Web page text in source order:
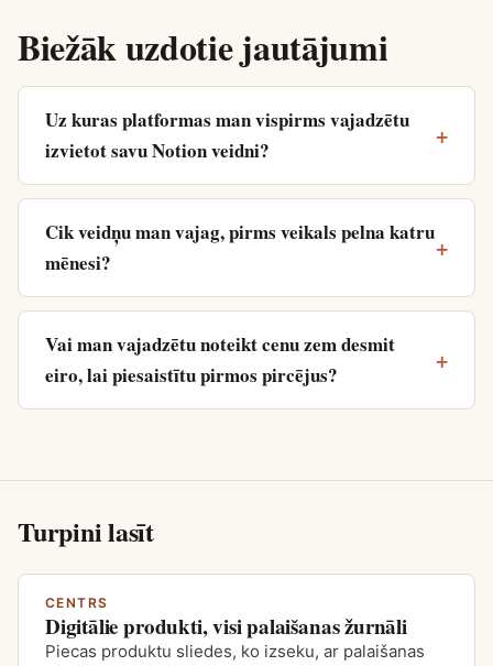
Biežāk uzdotie jautājumi
Uz kuras platformas man vispirms vajadzētu
izvietot savu Notion veidni?
Cik veidņu man vajag, pirms veikals pelna katru
mēnesi?
Vai man vajadzētu noteikt cenu zem desmit
eiro, lai piesaistītu pirmos pircējus?
Turpini lasīt
CENTRS
Digitālie produkti, visi palaišanas žurnāli
Piecas produktu sliedes, ko izseku, ar palaišanas